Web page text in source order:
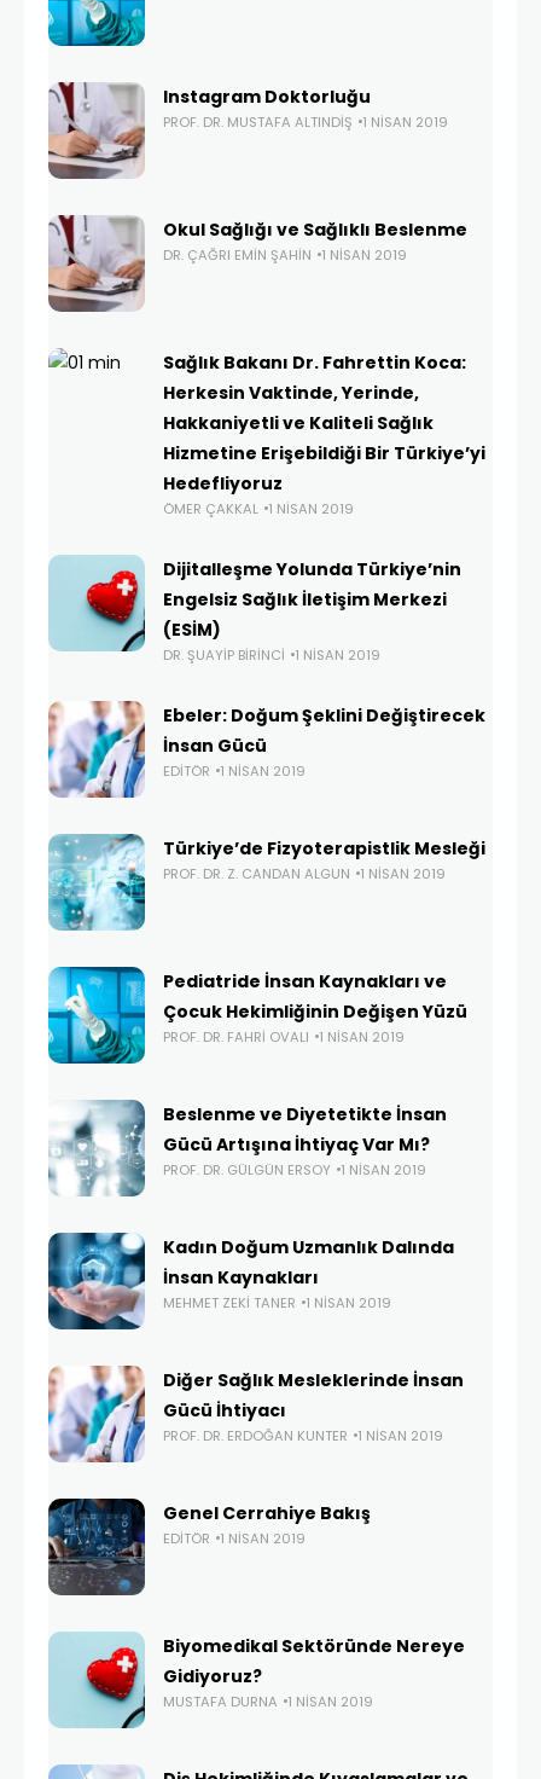
Instagram Doktorluğu
PROF. DR. MUSTAFA ALTINDIŞ 1 NISAN 2019
Okul Sağlığı ve Sağlıklı Beslenme
DR. ÇAĞRI EMIN ŞAHIN 1 NISAN 2019
Sağlık Bakanı Dr. Fahrettin Koca:
Herkesin Vaktinde, Yerinde,
Hakkaniyetli ve Kaliteli Sağlık
Hizmetine Erişebildiği Bir Türkiye’yi
Hedefliyoruz
ÖMER ÇAKKAL 1 NISAN 2019
Dijitalleşme Yolunda Türkiye’nin
Engelsiz Sağlık İletişim Merkezi
(ESİM)
DR. ŞUAYIP BIRINCI 1 NISAN 2019
Ebeler: Doğum Şeklini Değiştirecek
İnsan Gücü
EDITÖR 1 NISAN 2019
Türkiye’de Fizyoterapistlik Mesleği
PROF. DR. Z. CANDAN ALGUN 1 NISAN 2019
Pediatride İnsan Kaynakları ve
Çocuk Hekimliğinin Değişen Yüzü
PROF. DR. FAHRI OVALI 1 NISAN 2019
Beslenme ve Diyetetikte İnsan
Gücü Artışına İhtiyaç Var Mı?
PROF. DR. GÜLGÜN ERSOY 1 NISAN 2019
Kadın Doğum Uzmanlık Dalında
İnsan Kaynakları
MEHMET ZEKI TANER 1 NISAN 2019
Diğer Sağlık Mesleklerinde İnsan
Gücü İhtiyacı
PROF. DR. ERDOĞAN KUNTER 1 NISAN 2019
Genel Cerrahiye Bakış
EDITÖR 1 NISAN 2019
Biyomedikal Sektöründe Nereye
Gidiyoruz?
MUSTAFA DURNA 1 NISAN 2019